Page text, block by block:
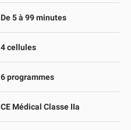
De 5 à 99 minutes
4 cellules
6 programmes
CE Médical Classe IIa